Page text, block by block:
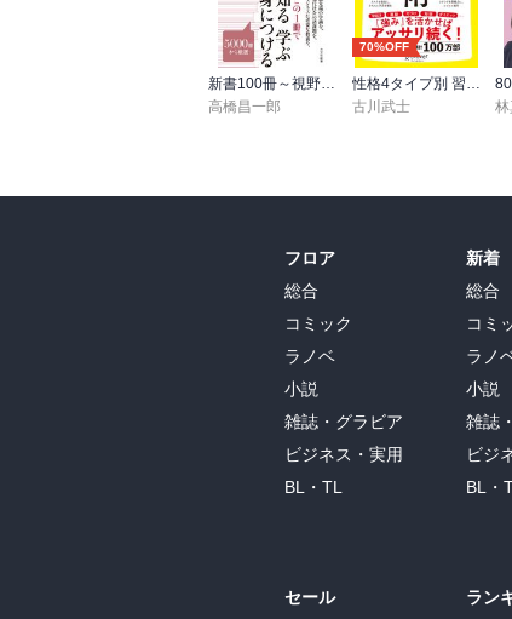
高橋昌一郎
70%OFF
古川武士
フロア
総合
コミック
ラノベ
小説
雑誌・グラビア
ビジネス・実用
BL・TL
セール
新着
総合
コミ
ラノ
小説
雑誌
ビジ
BL・
ラン